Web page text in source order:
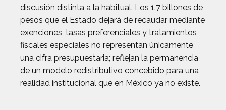
discusión distinta a la habitual. Los 1.7 billones de
pesos que el Estado dejará de recaudar mediante
exenciones, tasas preferenciales y tratamientos
fiscales especiales no representan únicamente
una cifra presupuestaria; reflejan la permanencia
de un modelo redistributivo concebido para una
realidad institucional que en México ya no existe.